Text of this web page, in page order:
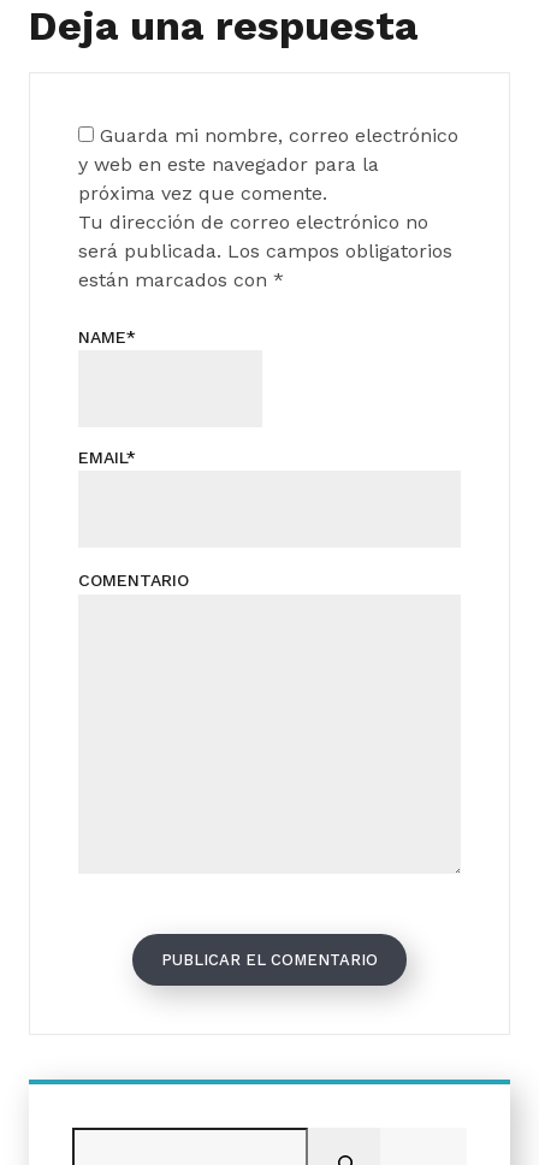
Deja una respuesta
Tu dirección de correo electrónico no
será publicada. Los campos obligatorios
están marcados con *
COMENTARIO
NAME*
EMAIL*
Guarda mi nombre, correo electrónico
y web en este navegador para la
próxima vez que comente.